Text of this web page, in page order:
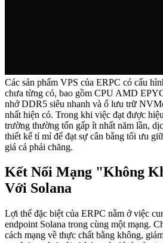
Các sản phẩm VPS của ERPC có cấu
chưa từng có, bao gồm CPU AMD
nhớ DDR5 siêu nhanh và ổ lưu trữ
nhất hiện có. Trong khi việc đạt được
trường thường tốn gấp ít nhất năm lần,
thiết kế tỉ mỉ để đạt sự cân bằng tối ưu
giá cả phải chăng.
Kết Nối Mạng "Không
Với Solana
Lợi thế đặc biệt của ERPC nằm ở việc
endpoint Solana trong cùng một mạng.
cách mạng về thực chất bằng không,